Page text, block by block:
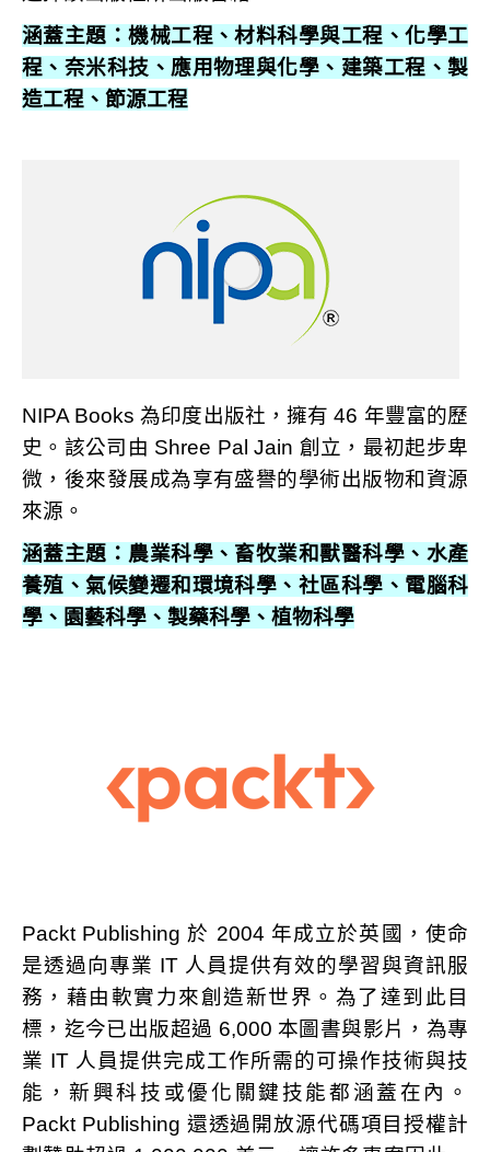
涵蓋主題：機械工程、材料科學與工程、化學工
程、奈米科技、應用物理與化學、建築工程、製
造工程、節源工程
NIPA Books 為印度出版社，擁有 46 年豐富的歷
史。該公司由 Shree Pal Jain 創立，最初起步卑
微，後來發展成為享有盛譽的學術出版物和資源
來源。
涵蓋主題：農業科學、畜牧業和獸醫科學、水產
養殖、氣候變遷和環境科學、社區科學、電腦科
學、園藝科學、製藥科學、植物科學
Packt Publishing 於 2004 年成立於英國，使命
是透過向專業 IT 人員提供有效的學習與資訊服
務，藉由軟實力來創造新世界。為了達到此目
標，迄今已出版超過 6,000 本圖書與影片，為專
業 IT 人員提供完成工作所需的可操作技術與技
能，新興科技或優化關鍵技能都涵蓋在內。
Packt Publishing 還透過開放源代碼項目授權計